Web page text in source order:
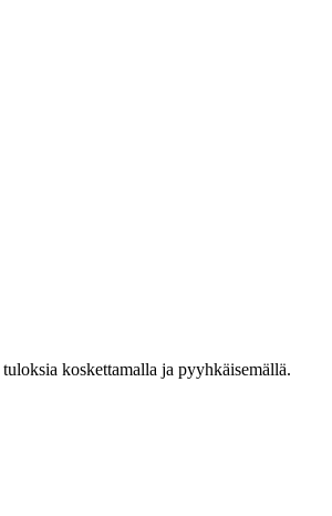
koskettamalla ja pyyhkäisemällä.